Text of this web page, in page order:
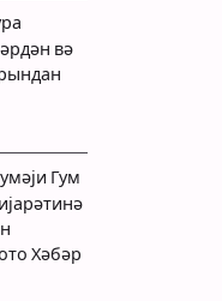
вә
Гум
Хәбәр